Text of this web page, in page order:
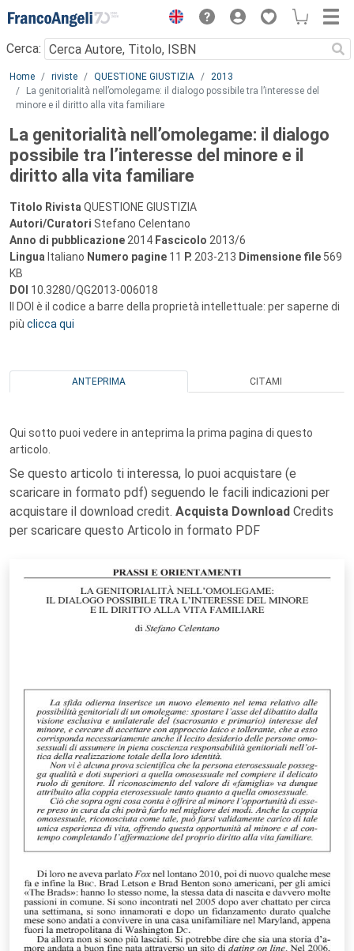
Menu
Cerca:
Main content
Home riviste QUESTIONE GIUSTIZIA
2013
La genitorialità nell’omolegame: il dialogo possibile tra l’interesse del
minore e il diritto alla vita familiare
La genitorialità nell’omolegame: il dialogo
possibile tra l’interesse del minore e il
diritto alla vita familiare
Titolo Rivista QUESTIONE GIUSTIZIA
Autori/Curatori Stefano Celentano
Anno di pubblicazione 2014 Fascicolo 2013/6
Lingua Italiano Numero pagine 11 P. 203-213 Dimensione file 569
KB
DOI 10.3280/QG2013-006018
Il DOI è il codice a barre della proprietà intellettuale: per saperne di
più clicca qui
ANTEPRIMA CITAMI
Qui sotto puoi vedere in anteprima la prima pagina di questo
articolo.
Se questo articolo ti interessa, lo puoi acquistare (e
scaricare in formato pdf) seguendo le facili indicazioni per
acquistare il download credit. Acquista Download Credits
per scaricare questo Articolo in formato PDF